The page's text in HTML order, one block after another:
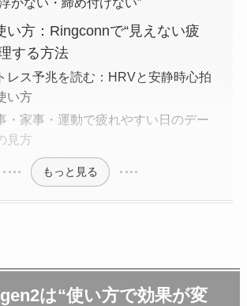
い方：Ringconnで“見えない疲
する方法
レス予兆を読む：HRVと安静時心拍
い方
・家事・運動で疲れやすい日のデー
見方
もっと見る
は“使い方で効果が変